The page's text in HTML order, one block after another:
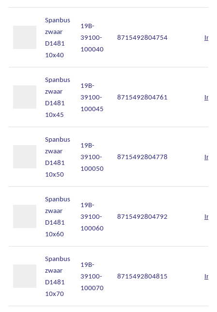
Spanbus
zwaar
D1481
10x40
19B-
39100-
100040
8715492804754
Spanbus
zwaar
D1481
10x45
19B-
39100-
100045
8715492804761
Spanbus
zwaar
D1481
10x50
19B-
39100-
100050
8715492804778
Spanbus
zwaar
D1481
10x60
19B-
39100-
100060
8715492804792
Spanbus
zwaar
D1481
10x70
19B-
39100-
100070
8715492804815